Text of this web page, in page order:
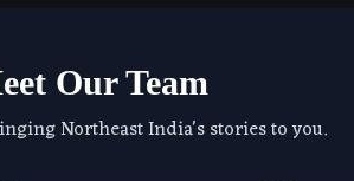
Our Team
Northeast India's stories to you.